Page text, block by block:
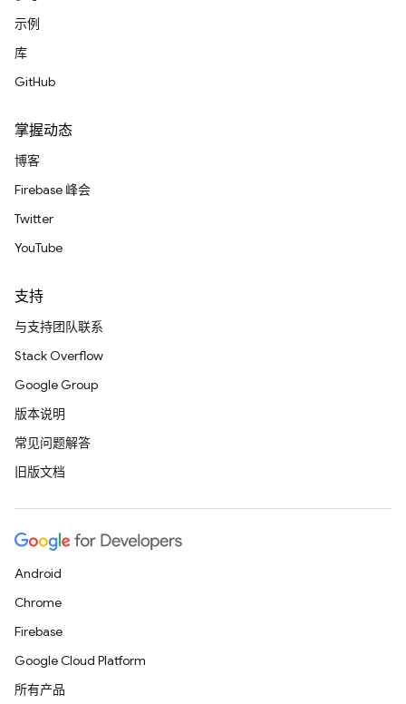
示例
库
GitHub
掌握动态
博客
Firebase 峰会
Twitter
YouTube
支持
与支持团队联系
Stack Overflow
Google Group
版本说明
常见问题解答
旧版文档
Android
Chrome
Firebase
Google Cloud Platform
所有产品